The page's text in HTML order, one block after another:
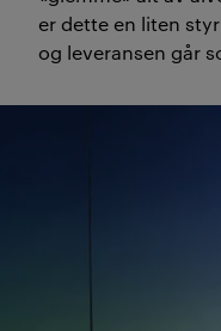
er dette en liten
og leveransen går